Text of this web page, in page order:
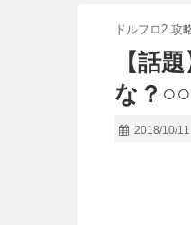
ドルフロ2 攻
【話
な？
2018/10/11